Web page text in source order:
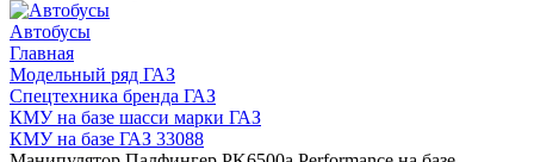
Автобусы
Главная
Модельный ряд ГАЗ
Спецтехника бренда ГАЗ
КМУ на базе шасси марки ГАЗ
КМУ на базе ГАЗ 33088